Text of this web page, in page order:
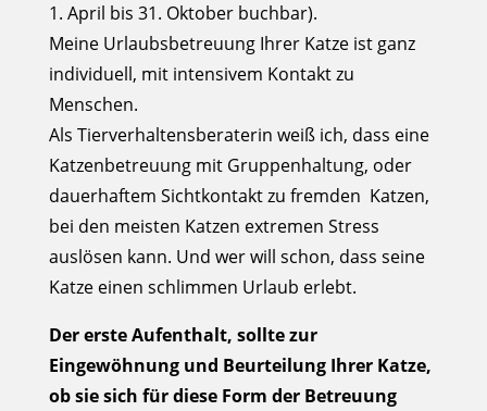
1. April bis 31. Oktober buchbar).
Meine Urlaubsbetreuung Ihrer Katze ist ganz
individuell, mit intensivem Kontakt zu
Menschen.
Als Tierverhaltensberaterin weiß ich, dass eine
Katzenbetreuung mit Gruppenhaltung, oder
dauerhaftem Sichtkontakt zu fremden Katzen,
bei den meisten Katzen extremen Stress
auslösen kann. Und wer will schon, dass seine
Katze einen schlimmen Urlaub erlebt.
Der erste Aufenthalt, sollte zur
Eingewöhnung und Beurteilung Ihrer Katze,
ob sie sich für diese Form der Betreuung